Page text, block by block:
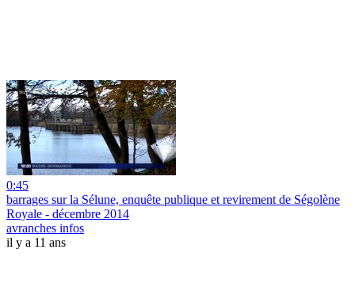
0:45
barrages sur la Sélune, enquête publique et revirement de Ségolène
Royale - décembre 2014
avranches infos
il y a 11 ans